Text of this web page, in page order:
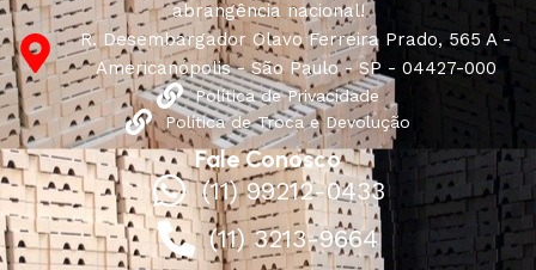
abrangência nacional!
R. Desembargador Olavo Ferreira Prado, 565 A -
Americanópolis - São Paulo - SP - 04427-000
Política de Privacidade
Política de Troca e Devolução
Fale Conosco
(11) 99212-0433
(11) 3213-9664